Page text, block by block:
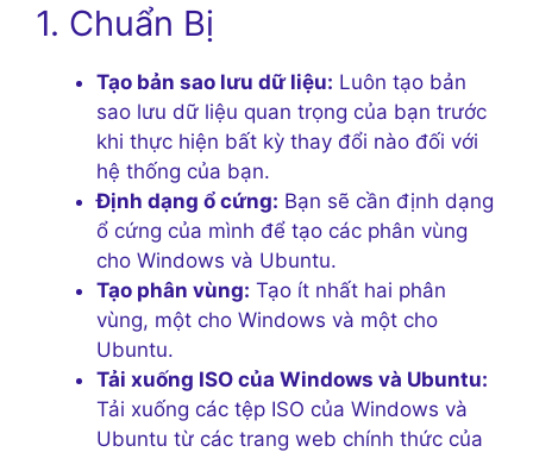
1. Chuẩn Bị
Tạo bản sao lưu dữ liệu: Luôn tạo bản
sao lưu dữ liệu quan trọng của bạn trước
khi thực hiện bất kỳ thay đổi nào đối với
hệ thống của bạn.
Định dạng ổ cứng: Bạn sẽ cần định dạng
ổ cứng của mình để tạo các phân vùng
cho Windows và Ubuntu.
Tạo phân vùng: Tạo ít nhất hai phân
vùng, một cho Windows và một cho
Ubuntu.
Tải xuống ISO của Windows và Ubuntu:
Tải xuống các tệp ISO của Windows và
Ubuntu từ các trang web chính thức của